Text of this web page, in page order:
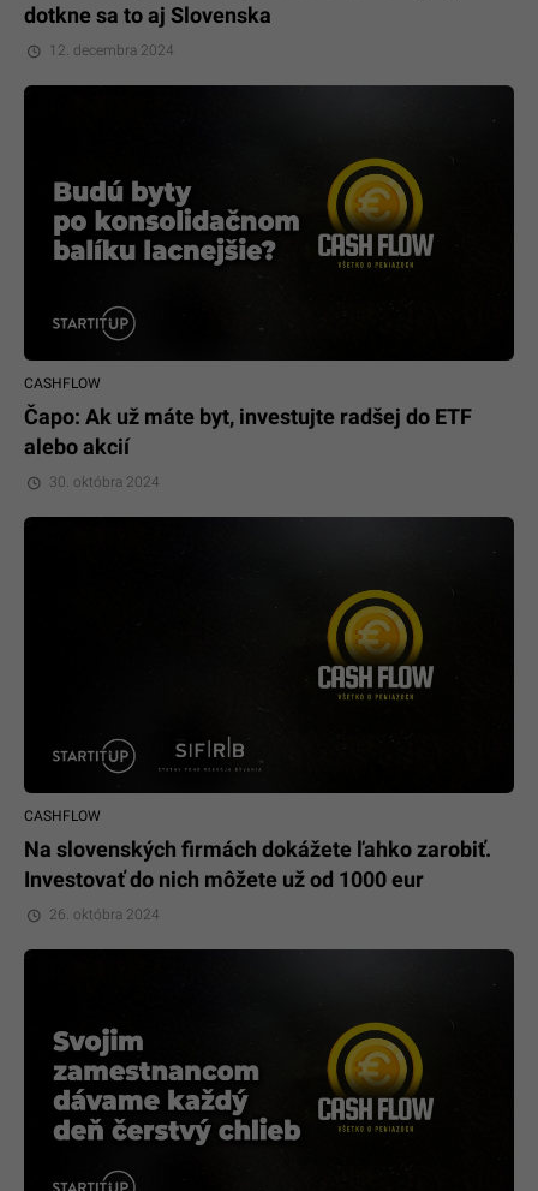
dotkne sa to aj Slovenska
12. decembra 2024
CASHFLOW
Čapo: Ak už máte byt, investujte radšej do ETF
alebo akcií
30. októbra 2024
CASHFLOW
Na slovenských firmách dokážete ľahko zarobiť.
Investovať do nich môžete už od 1000 eur
26. októbra 2024